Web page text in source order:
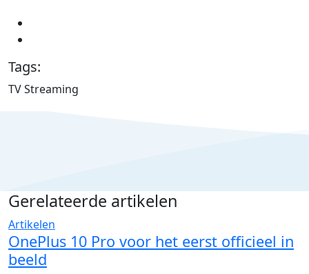
Tags:
TV Streaming
Gerelateerde artikelen
Artikelen
OnePlus 10 Pro voor het eerst officieel in
beeld